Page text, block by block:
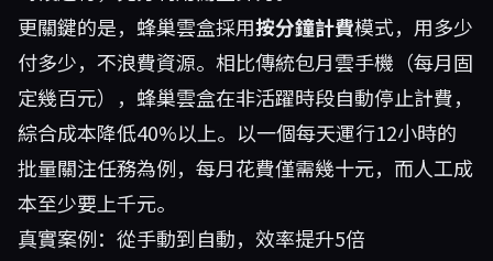
更關鍵的是，蜂巢雲盒採用按分鐘計費模式，用多少
付多少，不浪費資源。相比傳統包月雲手機（每月固
定幾百元），蜂巢雲盒在非活躍時段自動停止計費，
綜合成本降低40%以上。以一個每天運行12小時的
批量關注任務為例，每月花費僅需幾十元，而人工成
本至少要上千元。
真實案例：從手動到自動，效率提升5倍